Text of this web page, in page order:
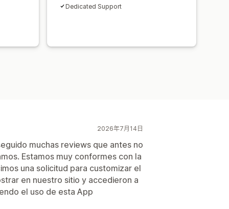
Dedicated Support
2026年7月14日
muchas reviews que antes no
Estamos muy conformes con la
una solicitud para customizar el
en nuestro sitio y accedieron a
el uso de esta App